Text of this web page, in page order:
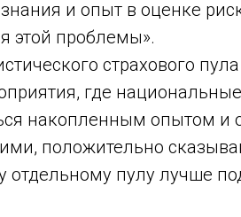
и опыт в оценке
этой проблемы».
страхового
где национальные
накопленным опытом и
положительно
пулу лучше